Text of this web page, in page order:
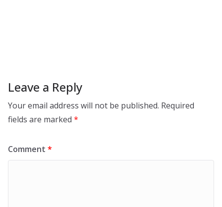
Leave a Reply
Your email address will not be published. Required
fields are marked *
Comment *